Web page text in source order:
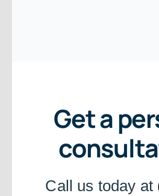
Get a
Call us today at